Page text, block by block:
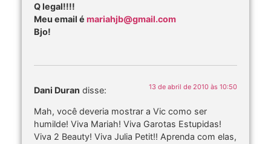
Q legal!!!!
Meu email é mariahjb@gmail.com
Bjo!
Dani Duran disse: 13 de abril de 2010 às 10:50
Mah, você deveria mostrar a Vic como ser
humilde! Viva Mariah! Viva Garotas Estupidas!
Viva 2 Beauty! Viva Julia Petit!! Aprenda com elas,